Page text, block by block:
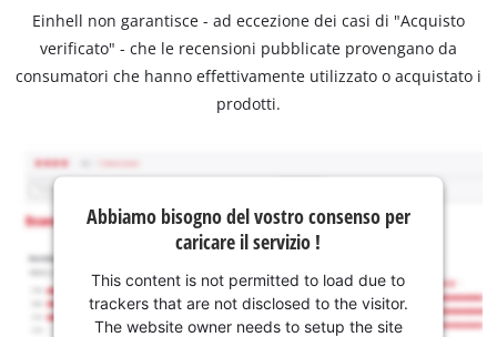
Einhell non garantisce - ad eccezione dei casi di "Acquisto
verificato" - che le recensioni pubblicate provengano da
consumatori che hanno effettivamente utilizzato o acquistato i
prodotti.
Abbiamo bisogno del vostro consenso per
caricare il servizio !
This content is not permitted to load due to
trackers that are not disclosed to the visitor.
The website owner needs to setup the site